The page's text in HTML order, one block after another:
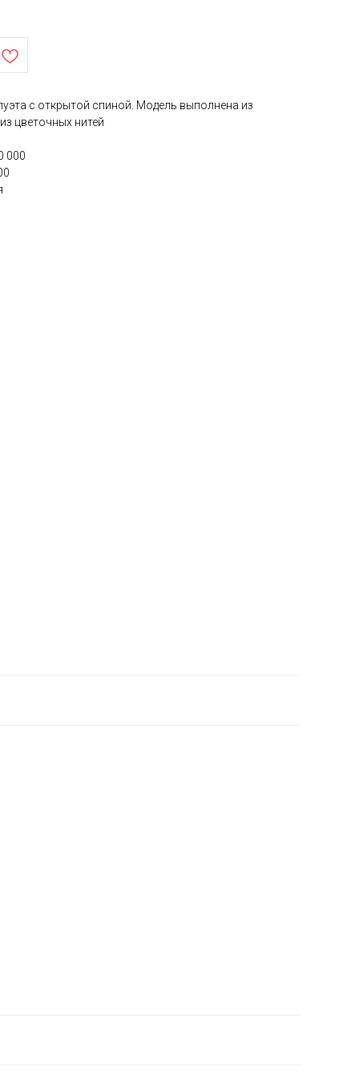
с открытой спиной. Модель выполнена из
цветочных нитей
000